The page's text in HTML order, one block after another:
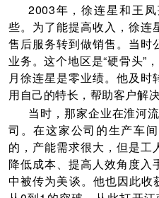
2003年，徐连星和王
些。为了能提高收入，徐连
售后服务转到做销售。当时
业务。这个地区是“硬骨头”
月徐连星是零业绩。他及时
用自己的特长，帮助客户解决
当时，那家企业在淮河
司。在这家公司的生产车
的，产能需求很大，但是工
降低成本、提高人效角度入
中被传为美谈。他也因此收